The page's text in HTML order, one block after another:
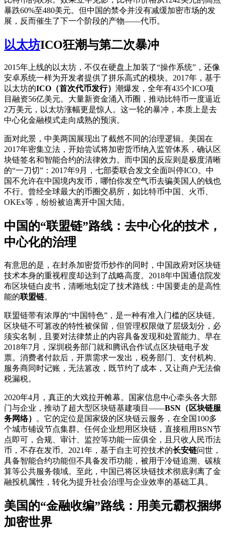
暴跌60%至480美元。但中国的禁令并没有减缓加密市场的发
展，反而催生了下一个阶段的产物——代币。
以太坊ICO狂潮与第二次暴冲
2015年上线的以太坊，不仅在硬盘上加装了“操作系统”，还像
安卓系统一样为开发者提供了拼乐高式的模块。2017年，基于
以太坊的ICO（首次代币发行） 潮爆发，全年有435个ICO项
目融资56亿美元。大量新资金涌入币圈，推动比特币一度逼近
2万美元，以太坊涨幅更是惊人。这一轮的暴冲，本质上是去
中心化金融模式走向成熟的预演。
面对此景，中美两国展现出了截然不同的治理逻辑。美国在
2017年密集立法，开始尝试将加密货币纳入监管体系，确认区
块链签名和智能合约的法律效力。而中国的反应则是极度清晰
的“一刀切”：2017年9月，七部委联合发文全面叫停ICO。中
国不允许在中国境内发币，哪怕你发空气币去骗美国人的钱也
不行。曾经全球最大的币圈交易所，如比特币中国、火币、
OKEx等，纷纷被迫离开中国大陆。
中国的“联盟链”路线：去中心化的技术，
中心化的治理
有意思的是，在封杀加密货币炒作的同时，中国政府对区块链
技术本身的重视程度却达到了战略高度。2018年中国通信院发
布区块链白皮书，清晰地划定了技术路线：中国要走的是高性
能的联盟链。
联盟链带有浓厚的“中国特色”，是一种有准入门槛的区块链。
区块链不可篡改的特性被保留，但管理权限做了层级划分，必
须实名制，且要对法律禁止的内容具备发现和处置能力。早在
2018年7月，深圳税务部门就和腾讯合作试点区块链电子发
票。消费者付款后，开票需求一发出，税务部门、支付机构、
服务商同时记账，无法篡改，既节约了成本，又让商户无法偷
税漏税。
2020年4月，真正的大戏拉开帷幕。国家信息中心牵头各大部
门与企业，推动了超大型区块链基建项目——BSN（区块链服
务网络）
。它的定位是国家级的区块链云服务，在全国100多
个城市铺设节点集群。任何企业想用区块链，直接租用BSN节
点即可，合规、审计、监控等功能一应俱全，且只收人民币法
币，不存在发币。2021年，基于自主可控技术的长安链问世，
具备智能合约功能但不具备发币功能，被用于冷链追溯、碳核
算等公共服务领域。至此，中国已将区块链技术彻底剥离了金
融投机属性，转化为提升社会治理与企业效率的基础工具。
美国的“金融收编”路线：用美元霸权捆绑
加密世界